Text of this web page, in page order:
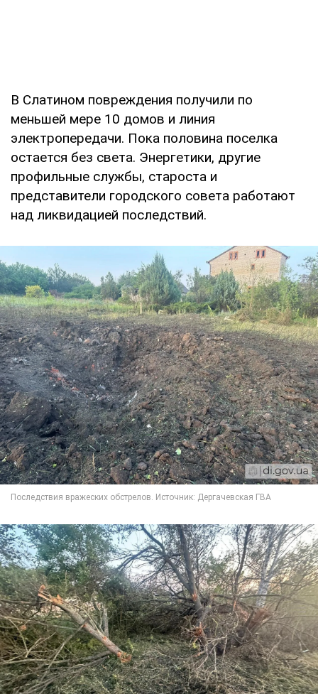
В Слатином повреждения получили по
меньшей мере 10 домов и линия
электропередачи. Пока половина поселка
остается без света. Энергетики, другие
профильные службы, староста и
представители городского совета работают
над ликвидацией последствий.